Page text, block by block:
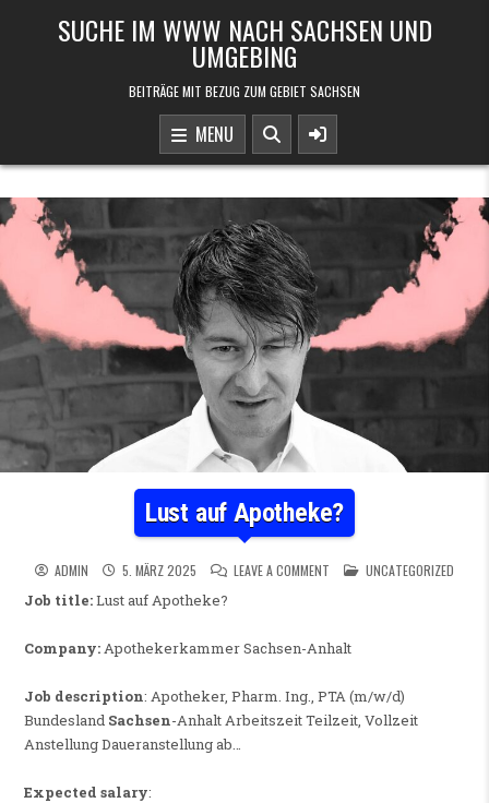
SUCHE IM WWW NACH SACHSEN UND
UMGEBING
BEITRÄGE MIT BEZUG ZUM GEBIET SACHSEN
MENU
Lust auf Apotheke?
ADMIN 5. MÄRZ 2025 LEAVE A COMMENT ON LUST AUF APOTHEKE?
POSTED IN
UNCATEGORIZED
Job title:Lust auf Apotheke?
Company:Apothekerkammer Sachsen-Anhalt
Job description: Apotheker, Pharm. Ing., PTA (m/w/d)
Bundesland Sachsen-Anhalt Arbeitszeit Teilzeit, Vollzeit
Anstellung Daueranstellung ab…
Expected salary: